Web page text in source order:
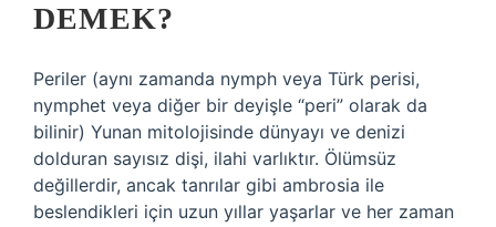
DEMEK?
Periler (aynı zamanda nymph veya Türk perisi,
nymphet veya diğer bir deyişle “peri” olarak da
bilinir) Yunan mitolojisinde dünyayı ve denizi
dolduran sayısız dişi, ilahi varlıktır. Ölümsüz
değillerdir, ancak tanrılar gibi ambrosia ile
beslendikleri için uzun yıllar yaşarlar ve her zaman